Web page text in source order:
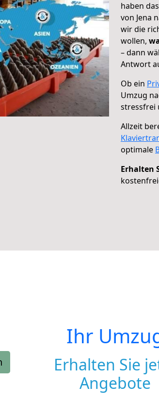
haben das
von Jena
wir die
wollen,
– dann
Antwort
Ob ein
Umzug
stressfrei
Allzeit
optimale
Erhalten
Ihr
Erhalten Sie
Angebote